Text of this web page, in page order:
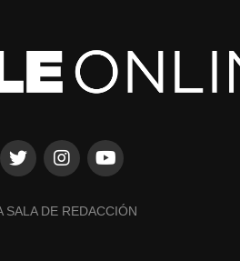
SALA DE REDACCIÓN